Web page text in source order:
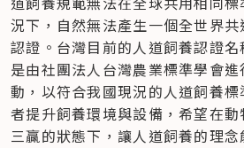
況下，自然無法產生一個全世界
認證。台灣目前的人道飼養認證名
是由社團法人台灣農業標準學會
動，以符合我國現況的人道飼養
者提升飼養環境與設備，希望在
三贏的狀態下，讓人道飼養的理念